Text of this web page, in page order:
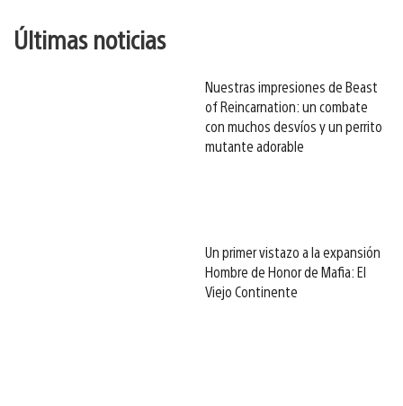
Últimas noticias
Nuestras impresiones de Beast
of Reincarnation: un combate
con muchos desvíos y un perrito
mutante adorable
Un primer vistazo a la expansión
Hombre de Honor de Mafia: El
Viejo Continente